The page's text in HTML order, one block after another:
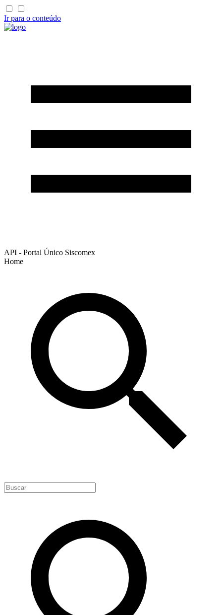
Ir para o conteúdo
API - Portal Único Siscomex
Home